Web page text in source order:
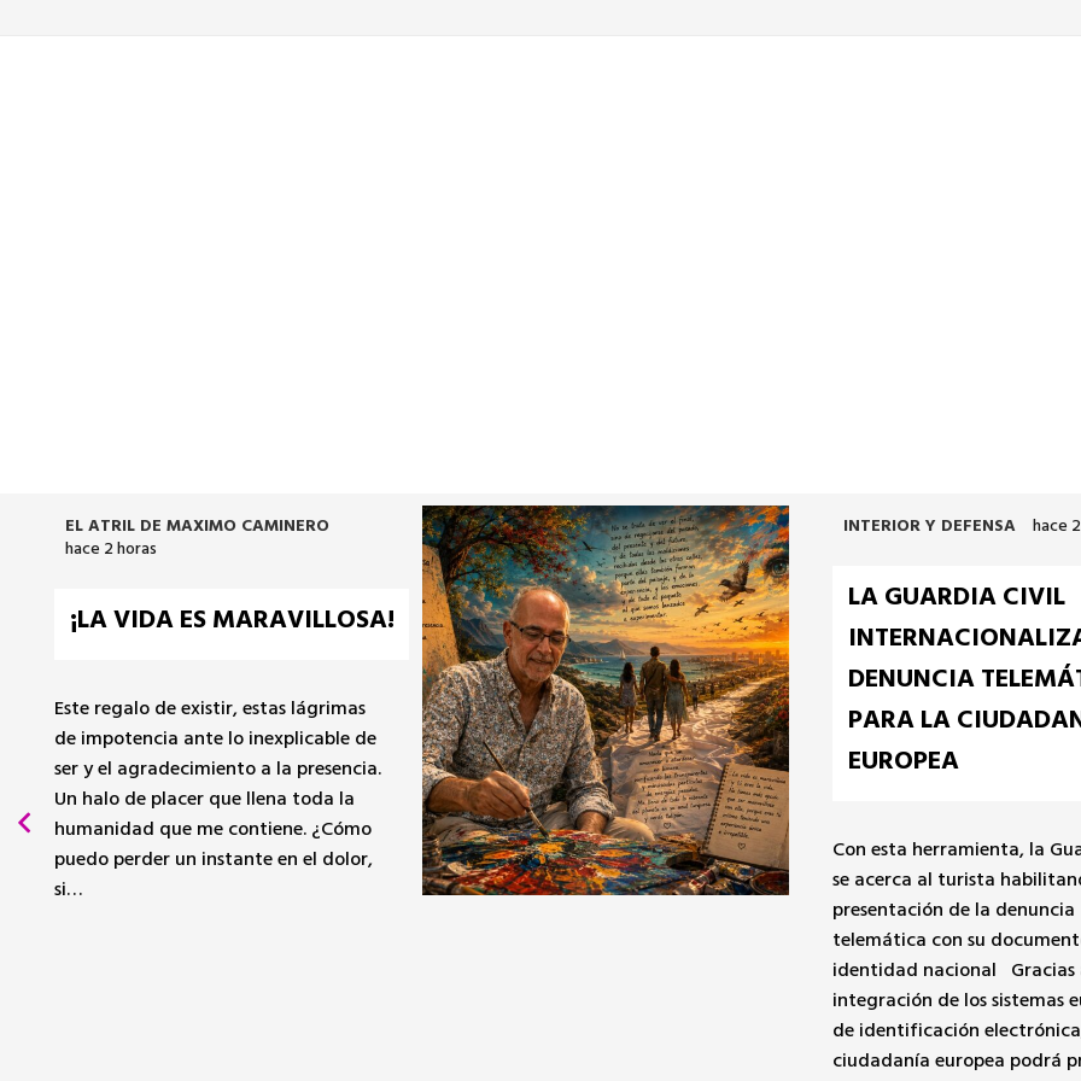
TODO SOBRE LA TELEVISIÓN
Ayer a las 18:04
RTVE SE LLENA DE
VERANO BRILLA ESTE FIN DE
SEMANA EN LA 1
La 1 desplegará durante el sábado 8 y
el domingo 9 de agosto una completa
oferta cinematográfica que incluye el
TODO SOBRE LA TELEVISIÓN
‘DÍAS DE CINE’ SE
EL ATLÀNTIDA
FILM FEST Y RINDE
HOMENAJE A FRITZ
El espacio cinematográfico
repasará este sábado la 16.ª
del festival balear con
figuras como Rodrigo
Javier Bardem. Además, el
arranca un tributo especial al
Fritz Lang en el medio